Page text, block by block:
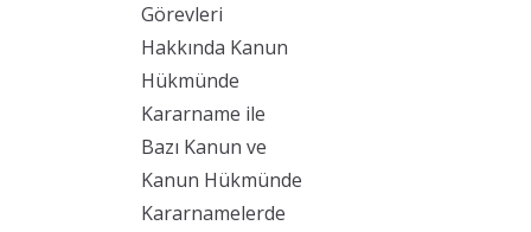
Görevleri
Hakkında Kanun
Hükmünde
Kararname ile
Bazı Kanun ve
Kanun Hükmünde
Kararnamelerde